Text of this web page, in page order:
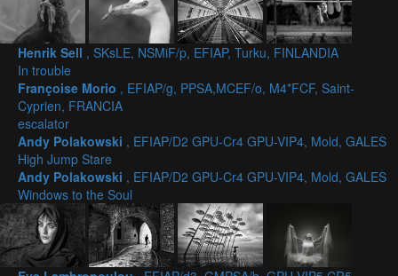
Henrik Sell , SKsLE, NSMiF/p, EFIAP, Turku, FINLANDIA
In trouble
Françoise Morio , EFIAP/g, PPSA,MCEF/o, M4*FCF, Saint-
Cyprien, FRANCIA
escalator
Andy Polakowski , EFIAP/D2 GPU-Cr4 GPU-VIP4, Mold, GALES
High Jump Stare
Andy Polakowski , EFIAP/D2 GPU-Cr4 GPU-VIP4, Mold, GALES
Windows to the Soul